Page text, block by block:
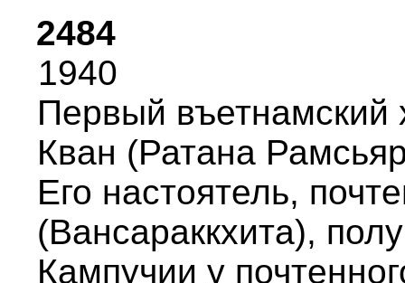
2484
1940
Пеpвый
Кван (Ратана
Его настоятель,
(Вансаpаккхита),
Кампучии у